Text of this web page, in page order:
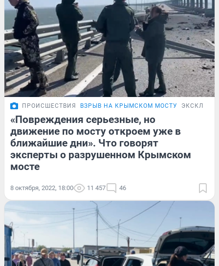
ПРОИСШЕСТВИЯ ВЗРЫВ НА КРЫМСКОМ МОСТУ
«Повреждения серьезные, но
движение по мосту откроем уже в
ближайшие дни». Что говорят
эксперты о разрушенном Крымском
мосте
8 октября, 2022, 18:00 11 457 46